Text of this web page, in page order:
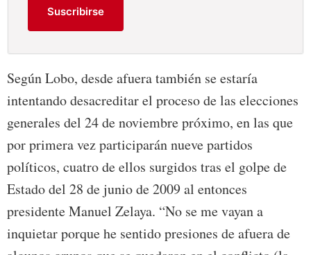
Suscribirse
Según Lobo, desde afuera también se estaría
intentando desacreditar el proceso de las elecciones
generales del 24 de noviembre próximo, en las que
por primera vez participarán nueve partidos
políticos, cuatro de ellos surgidos tras el golpe de
Estado del 28 de junio de 2009 al entonces
presidente Manuel Zelaya. “No se me vayan a
inquietar porque he sentido presiones de afuera de